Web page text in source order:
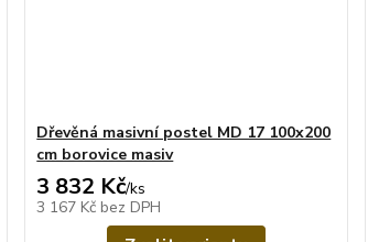
Dřevěná masivní postel MD 17 100x200
cm borovice masiv
3 832 Kč/ks
3 167 Kč bez DPH